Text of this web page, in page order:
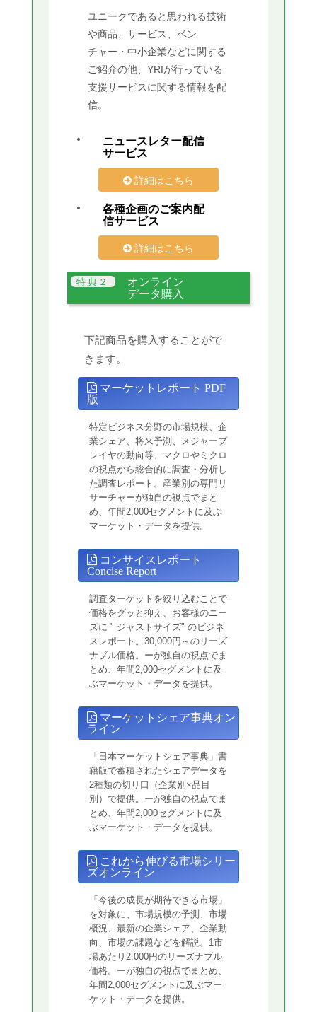
ユニークであると思われる技術
や商品、サービス、ベン
チャー・中小企業などに関する
ご紹介の他、YRIが行っている
支援サービスに関する情報を配
信。
ニュースレター配信
サービス
詳細はこちら
各種企画のご案内配
信サービス
詳細はこちら
オンライン
データ購入
下記商品を購入することがで
きます。
マーケットレポート PDF
版
特定ビジネス分野の市場規模、企
業シェア、将来予測、メジャープ
レイヤの動向等、マクロやミクロ
の視点から総合的に調査・分析し
た調査レポート。産業別の専門リ
サーチャーが独自の視点でまと
め、年間2,000セグメントに及ぶ
マーケット・データを提供。
コンサイスレポート
Concise Report
調査ターゲットを絞り込むことで
価格をグッと抑え、お客様のニー
ズに " ジャストサイズ" のビジネ
スレポート。30,000円～のリーズ
ナブル価格。ーが独自の視点でま
とめ、年間2,000セグメントに及
ぶマーケット・データを提供。
マーケットシェア事典オン
ライン
「日本マーケットシェア事典」書
籍版で蓄積されたシェアデータを
2種類の切り口（企業別×品目
別）で提供。ーが独自の視点でま
とめ、年間2,000セグメントに及
ぶマーケット・データを提供。
これから伸びる市場シリー
ズオンライン
「今後の成長が期待できる市場」
を対象に、市場規模の予測、市場
概況、最新の企業シェア、企業動
向、市場の課題などを解説。1市
場あたり2,000円のリーズナブル
価格。ーが独自の視点でまとめ、
年間2,000セグメントに及ぶマー
ケット・データを提供。